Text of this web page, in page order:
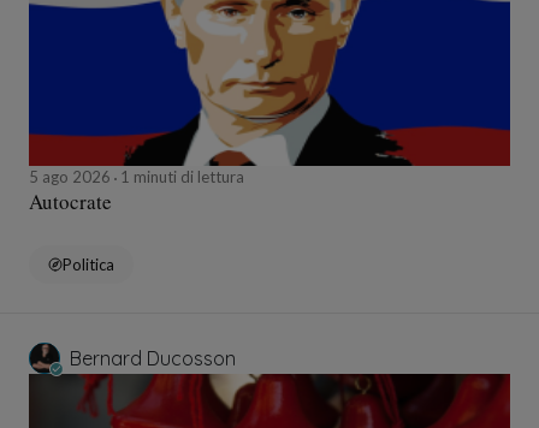
5 ago 2026 1 minuti di lettura
Autocrate
Politica
Bernard Ducosson